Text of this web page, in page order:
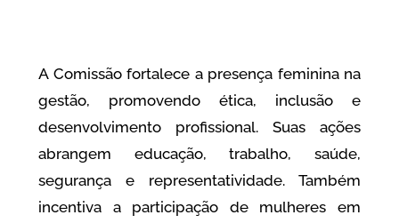
A Comissão fortalece a presença feminina na
gestão, promovendo ética, inclusão e
desenvolvimento profissional. Suas ações
abrangem educação, trabalho, saúde,
segurança e representatividade. Também
incentiva a participação de mulheres em